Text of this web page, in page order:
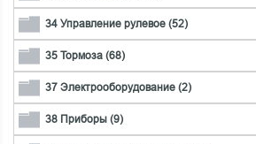
34 Управление рулевое (52)
35 Тормоза (68)
37 Электрооборудование (2)
38 Приборы (9)